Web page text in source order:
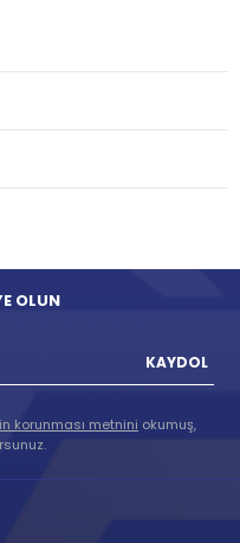
OLUN
KAYDOL
korunması metnini okumuş,